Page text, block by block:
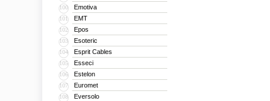
100 Emotiva
101 EMT
102 Epos
103 Esoteric
104 Esprit Cables
105 Esseci
106 Estelon
107 Euromet
108 Eversolo